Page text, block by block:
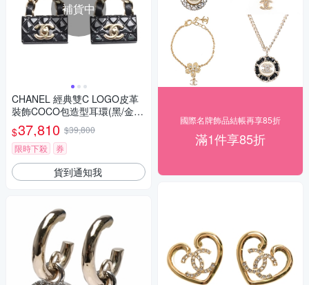
補貨中
CHANEL 經典雙C LOGO皮革
裝飾COCO包造型耳環(黑/金
色)
$37,810 $39,800
限時下殺
券
貨到通知我
國際名牌飾品結帳再享85折
滿1件享85折